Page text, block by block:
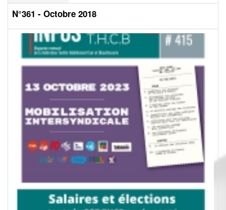
N°361 - Octobre 2018